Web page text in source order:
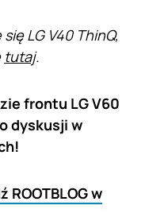
LG V40 ThinQ,
tutaj.
frontu LG V60
dyskusji w
ROOTBLOG w